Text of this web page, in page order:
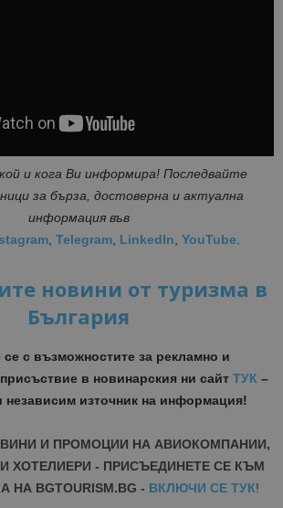
и кога Ви информира! Последвайте
за бърза, достоверна и актуална
информация във
Telegram LinkedIn YouTube
новини от туризма в
България
се с възможностите за рекламно и
в новинарския ни сайт ТУК –
независим източник на информация!
И ПРОМОЦИИ НА АВИОКОМПАНИИ,
ХОТЕЛИЕРИ - ПРИСЪЕДИНЕТЕ СЕ КЪМ
BGTOURISM.BG - ВКЛЮЧИ СЕ ТУК!